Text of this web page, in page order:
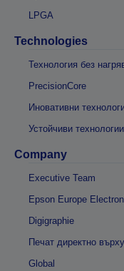
LPGA
Technologies
Технология без
PrecisionCore
Иновативни
Устойчиви технологии
Company
Executive Team
Epson Europe
Digigraphie
Печат директно
Global